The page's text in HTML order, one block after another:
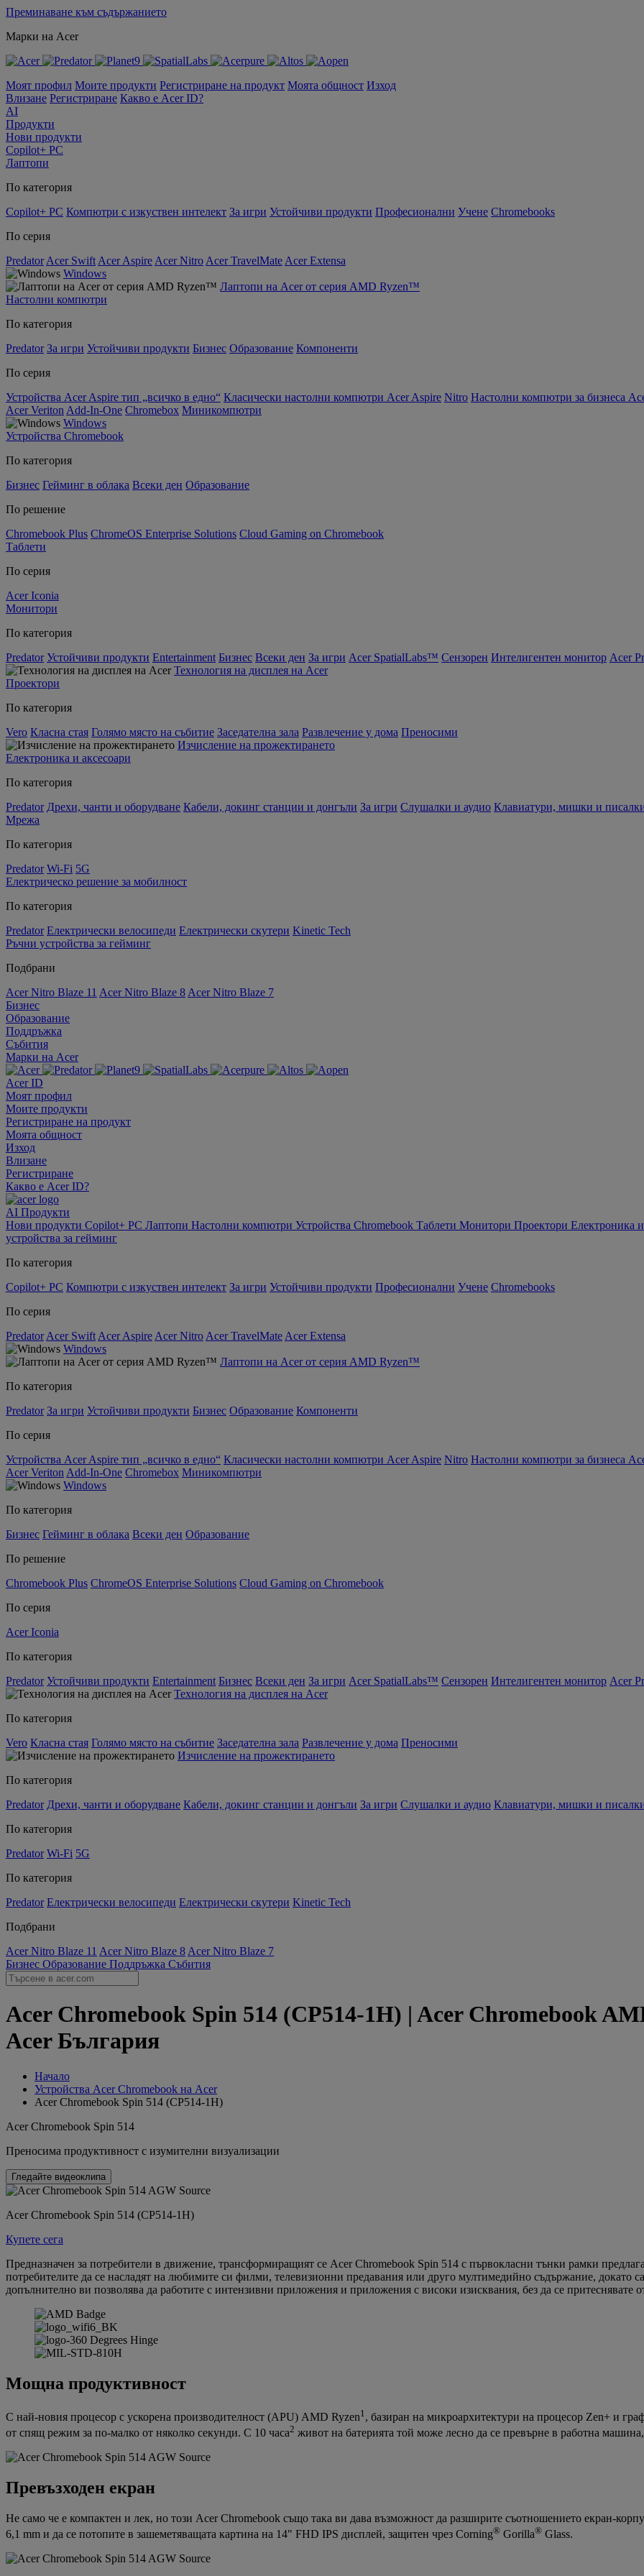
Преминаване към съдържанието
Марки на Acer
Моят профил Моите продукти Регистриране на продукт Моята общност Изход
Влизане Регистриране Какво е Acer ID?
AI
Продукти
Нови продукти
Copilot+ PC
Лаптопи
По категория
Copilot+ PC Компютри с изкуствен интелект За игри Устойчиви продукти Професионални Учене Chromebooks
По серия
Predator Acer Swift Acer Aspire Acer Nitro Acer TravelMate Acer Extensa
Windows
Лаптопи на Acer от серия AMD Ryzen™
Настолни компютри
По категория
Predator За игри Устойчиви продукти Бизнес Образование Компоненти
По серия
Устройства Acer Aspire тип „всичко в едно“ Класически настолни компютри Acer Aspire Nitro Настолни компютри за бизнеса
Acer Veriton Add-In-One Chromebox Миникомпютри
Windows
Устройства Chromebook
По категория
Бизнес Гейминг в облака Всеки ден Образование
По решение
Chromebook Plus ChromeOS Enterprise Solutions Cloud Gaming on Chromebook
Таблети
По серия
Acer Iconia
Монитори
По категория
Predator Устойчиви продукти Entertainment Бизнес Всеки ден За игри Acer SpatialLabs™ Сензорен Интелигентен монитор Acer
Технология на дисплея на Acer
Проектори
По категория
Vero Класна стая Голямо място на събитие Заседателна зала Развлечение у дома Преносими
Изчисление на прожектирането
Електроника и аксесоари
По категория
Predator Дрехи, чанти и оборудване Кабели, докинг станции и донгъли За игри Слушалки и аудио Клавиатури, мишки и
Мрежа
По категория
Predator Wi-Fi 5G
Електрическо решение за мобилност
По категория
Predator Електрически велосипеди Електрически скутери Kinetic Tech
Ръчни устройства за гейминг
Подбрани
Acer Nitro Blaze 11 Acer Nitro Blaze 8 Acer Nitro Blaze 7
Бизнес
Образование
Поддръжка
Събития
Марки на Acer
Acer ID
Моят профил
Моите продукти
Регистриране на продукт
Моята общност
Изход
Влизане
Регистриране
Какво е Acer ID?
AI Продукти
Нови продукти Copilot+ PC Лаптопи Настолни компютри Устройства Chromebook Таблети Монитори Проектори Електроника
устройства за гейминг
По категория
Copilot+ PC Компютри с изкуствен интелект За игри Устойчиви продукти Професионални Учене Chromebooks
По серия
Predator Acer Swift Acer Aspire Acer Nitro Acer TravelMate Acer Extensa
Windows
Лаптопи на Acer от серия AMD Ryzen™
По категория
Predator За игри Устойчиви продукти Бизнес Образование Компоненти
По серия
Устройства Acer Aspire тип „всичко в едно“ Класически настолни компютри Acer Aspire Nitro Настолни компютри за бизнеса
Acer Veriton Add-In-One Chromebox Миникомпютри
Windows
По категория
Бизнес Гейминг в облака Всеки ден Образование
По решение
Chromebook Plus ChromeOS Enterprise Solutions Cloud Gaming on Chromebook
По серия
Acer Iconia
По категория
Predator Устойчиви продукти Entertainment Бизнес Всеки ден За игри Acer SpatialLabs™ Сензорен Интелигентен монитор Acer
Технология на дисплея на Acer
По категория
Vero Класна стая Голямо място на събитие Заседателна зала Развлечение у дома Преносими
Изчисление на прожектирането
По категория
Predator Дрехи, чанти и оборудване Кабели, докинг станции и донгъли За игри Слушалки и аудио Клавиатури, мишки и
По категория
Predator Wi-Fi 5G
По категория
Predator Електрически велосипеди Електрически скутери Kinetic Tech
Подбрани
Acer Nitro Blaze 11 Acer Nitro Blaze 8 Acer Nitro Blaze 7
Бизнес Образование Поддръжка Събития
Acer Chromebook Spin 514 (CP514-1H) | Acer Chromebook
Acer България
Начало
Устройства Acer Chromebook на Acer
Acer Chromebook Spin 514 (CP514-1H)
Acer Chromebook Spin 514
Преносима продуктивност с изумителни визуализации
Гледайте видеоклипа
Acer Chromebook Spin 514 (CP514-1H)
Купете сега
Предназначен за потребители в движение, трансформиращият се Acer Chromebook Spin 514 с първокласни тънки рамки
потребителите да се насладят на любимите си филми, телевизионни предавания или друго мултимедийно съдържание, докато
допълнително ви позволява да работите с интензивни приложения и приложения с високи изисквания, без да се притеснявате
Мощна продуктивност
С най-новия процесор с ускорена производителност (APU) AMD Ryzen1 , базиран на микроархитектури на процесор Zen+ и
от спящ режим за по-малко от няколко секунди. С 10 часа2 живот на батерията той може лесно да се превърне в работна
Превъзходен екран
Не само че е компактен и лек, но този Acer Chromebook също така ви дава възможност да разширите съотношението екран-
6,1 mm и да се потопите в зашеметяващата картина на 14" FHD IPS дисплей, защитен чрез Corning® Gorilla® Glass.